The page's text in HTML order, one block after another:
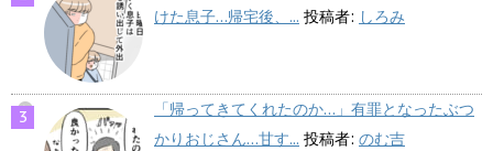
けた息子…帰宅後、... 投稿者: しろみ
「帰ってきてくれたのか…」有罪となったぶつ
かりおじさん…甘す... 投稿者: のむ吉